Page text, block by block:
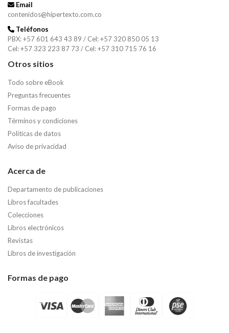
Email
contenidos@hipertexto.com.co
Teléfonos
PBX: +57 601 643 43 89 / Cel: +57 320 850 05 13
Cel: +57 323 223 87 73 / Cel: +57 310 715 76 16
Otros sitios
Todo sobre eBook
Preguntas frecuentes
Formas de pago
Términos y condiciones
Políticas de datos
Aviso de privacidad
Acerca de
Departamento de publicaciones
Libros facultades
Colecciones
Libros electrónicos
Revistas
Libros de investigación
Formas de pago